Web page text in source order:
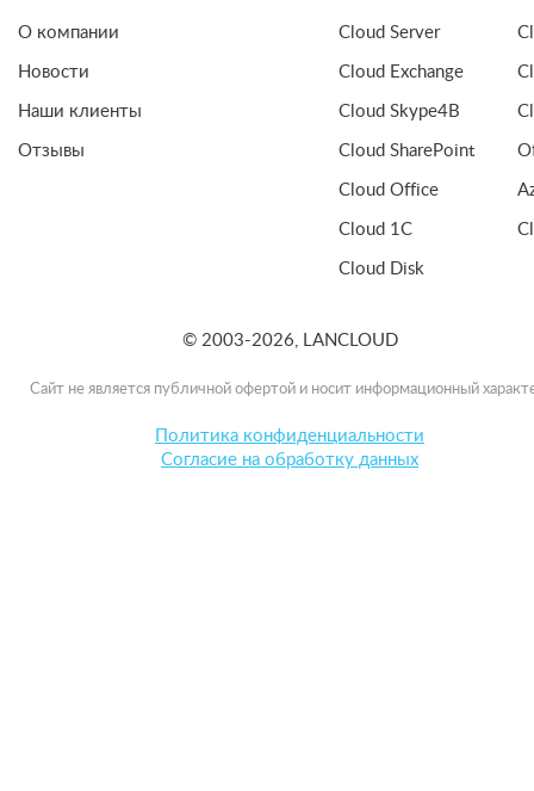
О компании
Новости
Наши клиенты
Отзывы
Cloud Server
Cloud Exchange
Cloud Skype4B
Cloud SharePoint
Cloud Office
Cloud 1C
Cloud Disk
© 2003-2026, LANCLOUD
Сайт не является публичной офертой и носит информационный
Политика конфиденциальности
Согласие на обработку данных